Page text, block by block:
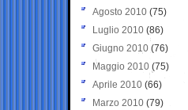
Agosto 2010 (75)
Luglio 2010 (86)
Giugno 2010 (76)
Maggio 2010 (75)
Aprile 2010 (66)
Marzo 2010 (79)